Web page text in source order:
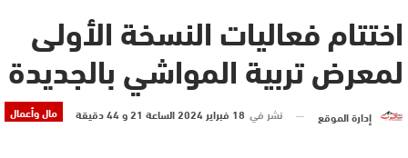
اختتام فعاليات النسخة الأولى
لمعرض تربية المواشي بالجديدة
مال وأعمال إدارة الموقع نشر في 18 فبراير 2024 الساعة 21 و 44 دقيقة